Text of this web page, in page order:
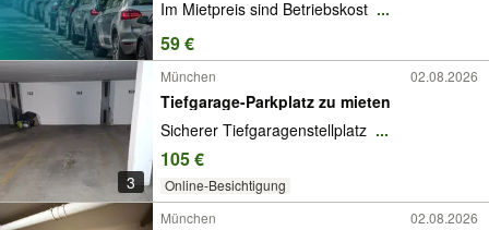
Im Mietpreis sind Betriebskost ...
59 €
3
München 02.08.2026
Tiefgarage-Parkplatz zu mieten
Sicherer Tiefgaragenstellplatz ...
105 €
Online-Besichtigung
München
02.08.2026